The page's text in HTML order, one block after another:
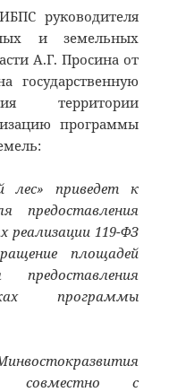
руководителя
и земельных
А.Г. Просина от
государственную
территории
программы
лес» приведет к
предоставления
реализации 119-ФЗ
площадей
программы
совместно с